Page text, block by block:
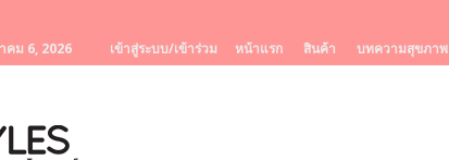
คม 6, 2026 เข้าสู่ระบบ/เข้าร่วม หน้าแรก สินค้า บทความสุขภาพ